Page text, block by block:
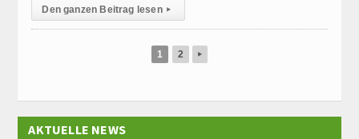
Den ganzen Beitrag lesen ▸
1 2 ▸
AKTUELLE NEWS